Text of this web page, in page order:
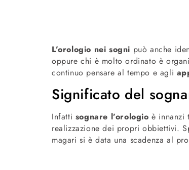
L’orologio nei sogni può anche
oppure chi è molto ordinato è
continuo pensare al tempo e agli
Significato del
Infatti sognare l’orologio è innanzi
realizzazione dei propri obbiettivi.
magari si è data una scadenza al